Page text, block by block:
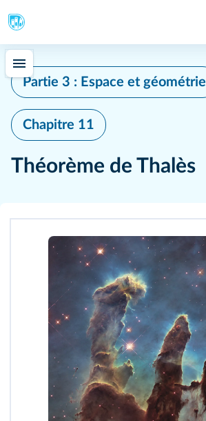
Partie 3 : Espace et géométrie
Chapitre 11
Théorème de Thalès